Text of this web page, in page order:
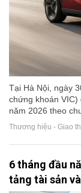
Tại Hà Nội, ngày
chứng khoán VIC)
năm 2026 theo
Thương hiệu - Giao
6 tháng đầu
tảng tài sản